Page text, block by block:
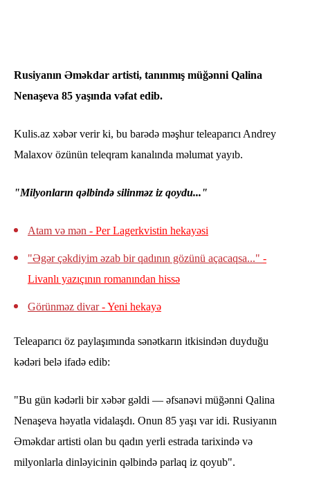
Rusiyanın Əməkdar artisti, tanınmış müğənni Qalina
Nenaşeva 85 yaşında vəfat edib.
Kulis.az xəbər verir ki, bu barədə məşhur teleaparıcı Andrey
Malaxov özünün teleqram kanalında məlumat yayıb.
"Milyonların qəlbində silinməz iz qoydu..."
Atam və mən - Per Lagerkvistin hekayəsi
"Əgər çəkdiyim əzab bir qadının gözünü açacaqsa..." -
Livanlı yazıçının romanından hissə
Görünməz divar- Yeni hekayə
Teleaparıcı öz paylaşımında sənətkarın itkisindən duyduğu
kədəri belə ifadə edib:
"Bu gün kədərli bir xəbər gəldi — əfsanəvi müğənni Qalina
Nenaşeva həyatla vidalaşdı. Onun 85 yaşı var idi. Rusiyanın
Əməkdar artisti olan bu qadın yerli estrada tarixində və
milyonlarla dinləyicinin qəlbində parlaq iz qoyub".